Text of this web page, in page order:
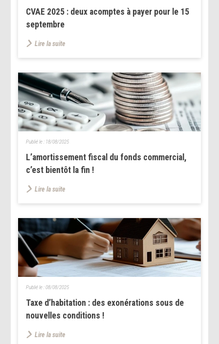
CVAE 2025 : deux acomptes à payer pour le 15
septembre
Lire la suite
L’amortissement fiscal du fonds commercial,
c’est bientôt la fin !
Publié le : 18/08/2025
Lire la suite
Taxe d’habitation : des exonérations sous de
nouvelles conditions !
Publié le :08/08/2025
Lire la suite